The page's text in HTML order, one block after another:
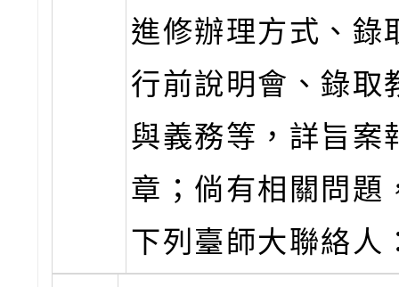
進修辦理方式、錄
行前說明會、錄取
與義務等，詳旨案
章；倘有相關問題
下列臺師大聯絡人